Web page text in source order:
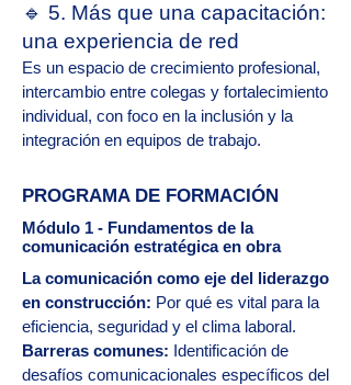
🔹 5. Más que una capacitación:
una experiencia de red
Es un espacio de crecimiento profesional,
intercambio entre colegas y fortalecimiento
individual, con foco en la inclusión y la
integración en equipos de trabajo.
PROGRAMA DE FORMACIÓN
Módulo 1 - Fundamentos de la
comunicación estratégica en obra
La comunicación como eje del liderazgo
en construcción: Por qué es vital para la
eficiencia, seguridad y el clima laboral.
Barreras comunes: Identificación de
desafíos comunicacionales específicos del